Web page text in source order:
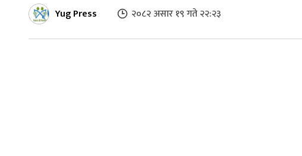
Yug Press २०८२ असार १९ गते २२:२३